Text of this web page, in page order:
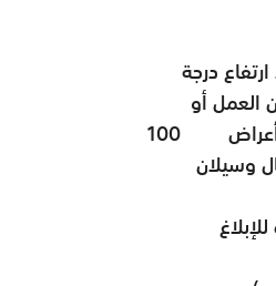
درجة
العمل أو
وسيلان
100